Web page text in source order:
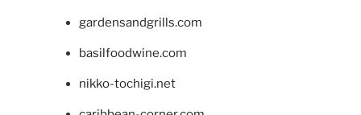
gardensandgrills.com
basilfoodwine.com
nikko-tochigi.net